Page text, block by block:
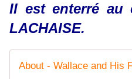
Il est enterré au
LACHAISE.